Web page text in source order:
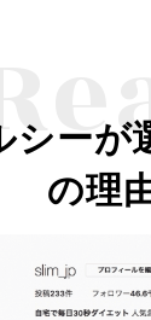
シーが
の理